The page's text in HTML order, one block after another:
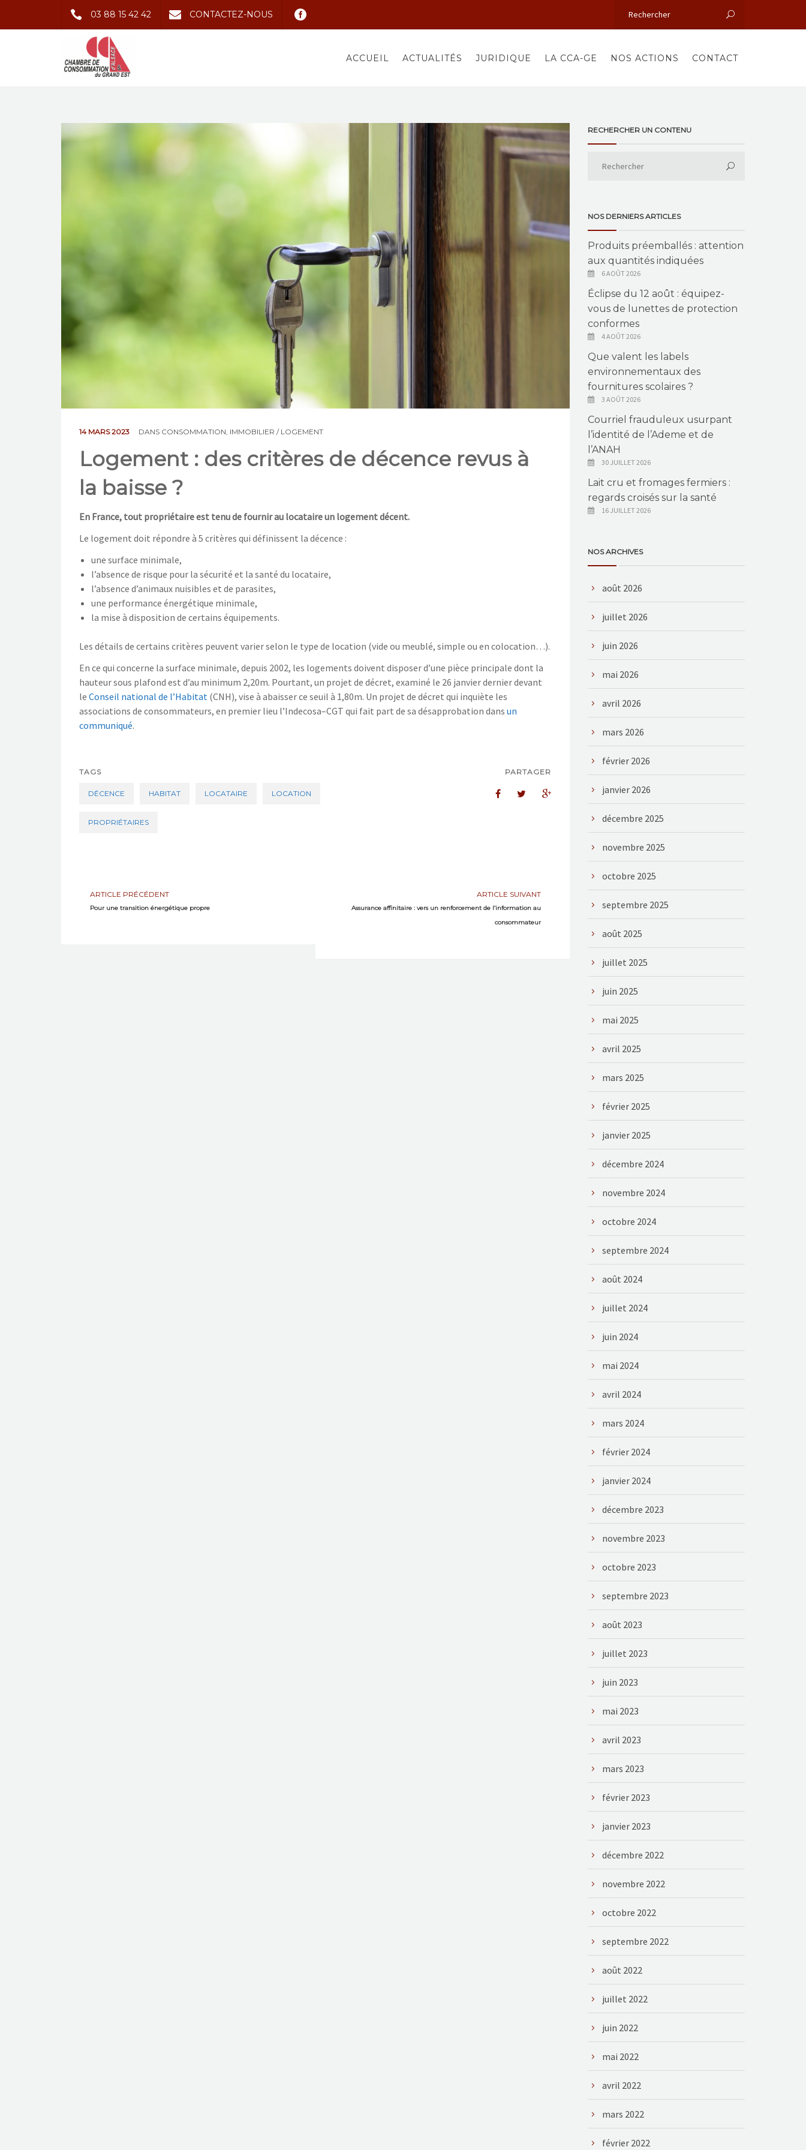
03 88 15 42 42 CONTACTEZ-NOUS
ACCUEIL ACTUALITÉS JURIDIQUE LA CCA-GE NOS ACTIONS CONTACT
14 MARS 2023 DANS CONSOMMATION IMMOBILIER / LOGEMENT
Logement : des critères de décence revus à
la baisse ?
En France, tout propriétaire est tenu de fournir au locataire un logement décent.
Le logement doit répondre à 5 critères qui définissent la décence :
une surface minimale,
l’absence de risque pour la sécurité et la santé du locataire,
l’absence d’animaux nuisibles et de parasites,
une performance énergétique minimale,
la mise à disposition de certains équipements.
Les détails de certains critères peuvent varier selon le type de location (vide ou meublé, simple ou en colocation…).
En ce qui concerne la surface minimale, depuis 2002, les logements doivent disposer d’une pièce principale dont la
hauteur sous plafond est d’au minimum 2,20m. Pourtant, un projet de décret, examiné le 26 janvier dernier devant
le Conseil national de l’Habitat (CNH), vise à abaisser ce seuil à 1,80m. Un projet de décret qui inquiète les
associations de consommateurs, en premier lieu l’Indecosa–CGT qui fait part de sa désapprobation dans un
communiqué.
TAGS
DÉCENCE HABITAT LOCATAIRE LOCATION
PROPRIÉTAIRES
PARTAGER
ARTICLE PRÉCÉDENT
Pour une transition énergétique propre
ARTICLE SUIVANT
Assurance affinitaire : vers un renforcement de l’information au
consommateur
RECHERCHER UN CONTENU
NOS DERNIERS ARTICLES
Produits préemballés : attention
aux quantités indiquées
6 AOÛT 2026
Éclipse du 12 août : équipez-
vous de lunettes de protection
conformes
4 AOÛT 2026
Que valent les labels
environnementaux des
fournitures scolaires ?
3 AOÛT 2026
Courriel frauduleux usurpant
l’identité de l’Ademe et de
l’ANAH
30 JUILLET 2026
Lait cru et fromages fermiers :
regards croisés sur la santé
16 JUILLET 2026
NOS ARCHIVES
août 2026
juillet 2026
juin 2026
mai 2026
avril 2026
mars 2026
février 2026
janvier 2026
décembre 2025
novembre 2025
octobre 2025
septembre 2025
août 2025
juillet 2025
juin 2025
mai 2025
avril 2025
mars 2025
février 2025
janvier 2025
décembre 2024
novembre 2024
octobre 2024
septembre 2024
août 2024
juillet 2024
juin 2024
mai 2024
avril 2024
mars 2024
février 2024
janvier 2024
décembre 2023
novembre 2023
octobre 2023
septembre 2023
août 2023
juillet 2023
juin 2023
mai 2023
avril 2023
mars 2023
février 2023
janvier 2023
décembre 2022
novembre 2022
octobre 2022
septembre 2022
août 2022
juillet 2022
juin 2022
mai 2022
avril 2022
mars 2022
février 2022